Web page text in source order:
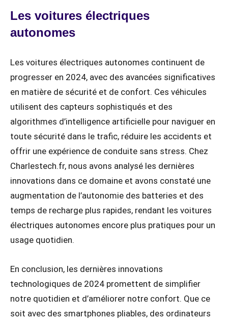
Les voitures électriques
autonomes
Les voitures électriques autonomes continuent de
progresser en 2024, avec des avancées significatives
en matière de sécurité et de confort. Ces véhicules
utilisent des capteurs sophistiqués et des
algorithmes d’intelligence artificielle pour naviguer en
toute sécurité dans le trafic, réduire les accidents et
offrir une expérience de conduite sans stress. Chez
Charlestech.fr, nous avons analysé les dernières
innovations dans ce domaine et avons constaté une
augmentation de l’autonomie des batteries et des
temps de recharge plus rapides, rendant les voitures
électriques autonomes encore plus pratiques pour un
usage quotidien.
En conclusion, les dernières innovations
technologiques de 2024 promettent de simplifier
notre quotidien et d’améliorer notre confort. Que ce
soit avec des smartphones pliables, des ordinateurs